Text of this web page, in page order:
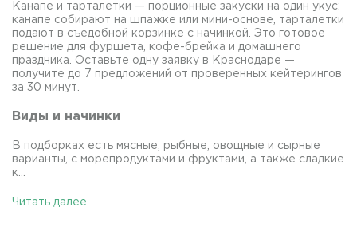
Канапе и тарталетки — порционные закуски на один укус:
канапе собирают на шпажке или мини-основе, тарталетки
подают в съедобной корзинке с начинкой. Это готовое
решение для фуршета, кофе-брейка и домашнего
праздника. Оставьте одну заявку в Краснодаре —
получите до 7 предложений от проверенных кейтерингов
за 30 минут.
Виды и начинки
В подборках есть мясные, рыбные, овощные и сырные
варианты, с морепродуктами и фруктами, а также сладкие
к...
Читать далее